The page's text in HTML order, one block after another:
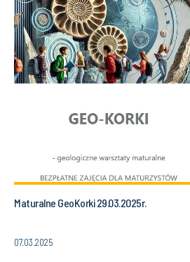
Maturalne GeoKorki 29.03.2025r.
07.03.2025